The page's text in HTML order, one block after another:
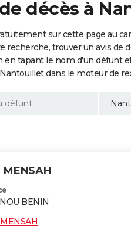
décès à
sur cette page au
recherche, trouver un avis de
en tapant le nom d'un défunt
dans le moteur de
BENIN